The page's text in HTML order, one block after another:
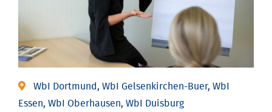
WbI Dortmund, WbI Gelsenkirchen-Buer, WbI
Essen, WbI Oberhausen, WbI Duisburg